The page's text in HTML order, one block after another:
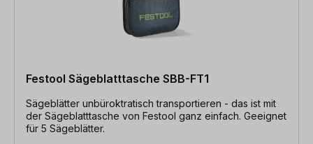
Festool Sägeblatttasche SBB-FT1
Sägeblätter unbüroktratisch transportieren - das ist mit
der Sägeblatttasche von Festool ganz einfach. Geeignet
für 5 Sägeblätter.